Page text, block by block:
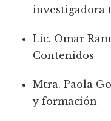
investigadora
Lic. Omar
Contenidos
Mtra. Paola
y formación